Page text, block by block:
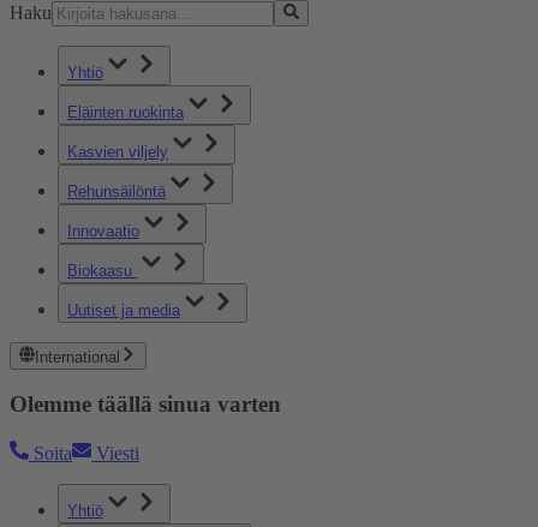
Haku
Yhtiö
Eläinten ruokinta
Kasvien viljely
Rehunsäilöntä
Innovaatio
Biokaasu
Uutiset ja media
International
Olemme täällä sinua varten
Soita Viesti
Yhtiö